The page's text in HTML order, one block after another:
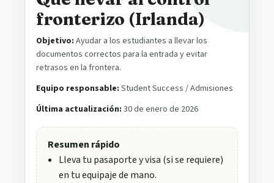
fronterizo (Irlanda)
Objetivo: Ayudar a los estudiantes a llevar los
documentos correctos para la entrada y evitar
retrasos en la frontera.
Equipo responsable: Student Success / Admisiones
Última actualización: 30 de enero de 2026
Resumen rápido
Lleva tu pasaporte y visa (si se requiere)
en tu equipaje de mano.